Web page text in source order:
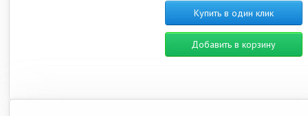
Купить в один клик
Добавить в корзину